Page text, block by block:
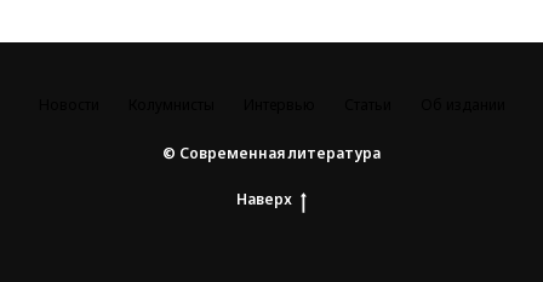
© Современная литература
Наверх